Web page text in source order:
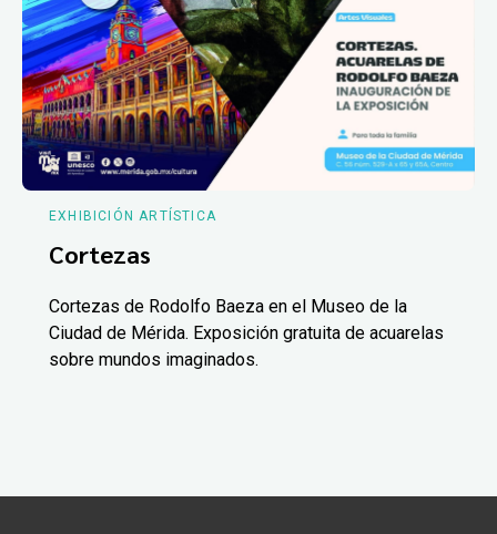
EXHIBICIÓN ARTÍSTICA
Cortezas
Cortezas de Rodolfo Baeza en el Museo de la
Ciudad de Mérida. Exposición gratuita de acuarelas
sobre mundos imaginados.